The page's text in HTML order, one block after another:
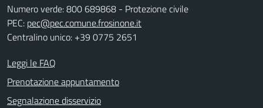
Numero verde: 800 689868 - Protezione civile
PEC: pec@pec.comune.frosinone.it
Centralino unico: +39 0775 2651
Leggi le FAQ
Prenotazione appuntamento
Segnalazione disservizio